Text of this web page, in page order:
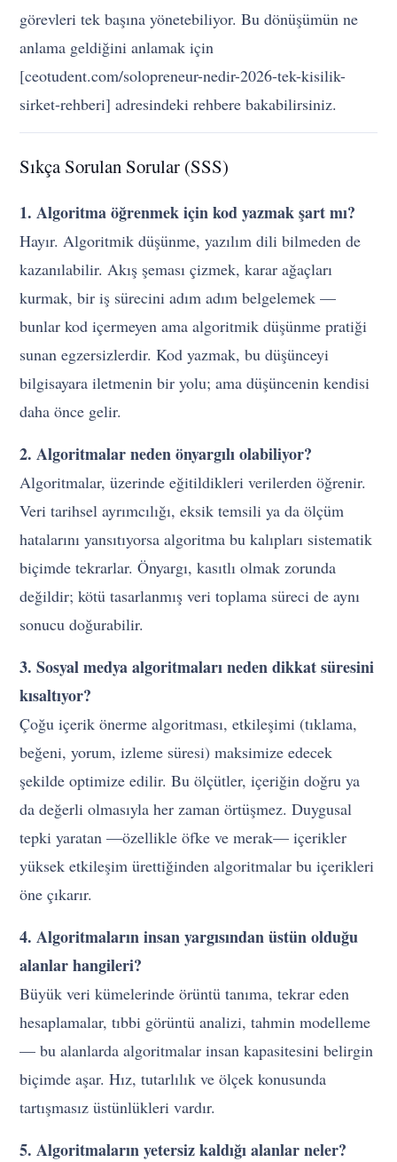
görevleri tek başına yönetebiliyor. Bu dönüşümün ne
anlama geldiğini anlamak için
[ceotudent.com/solopreneur-nedir-2026-tek-kisilik-
sirket-rehberi] adresindeki rehbere bakabilirsiniz.
Sıkça Sorulan Sorular (SSS)
1. Algoritma öğrenmek için kod yazmak şart mı?
Hayır. Algoritmik düşünme, yazılım dili bilmeden de
kazanılabilir. Akış şeması çizmek, karar ağaçları
kurmak, bir iş sürecini adım adım belgelemek —
bunlar kod içermeyen ama algoritmik düşünme pratiği
sunan egzersizlerdir. Kod yazmak, bu düşünceyi
bilgisayara iletmenin bir yolu; ama düşüncenin kendisi
daha önce gelir.
2. Algoritmalar neden önyargılı olabiliyor?
Algoritmalar, üzerinde eğitildikleri verilerden öğrenir.
Veri tarihsel ayrımcılığı, eksik temsili ya da ölçüm
hatalarını yansıtıyorsa algoritma bu kalıpları sistematik
biçimde tekrarlar. Önyargı, kasıtlı olmak zorunda
değildir; kötü tasarlanmış veri toplama süreci de aynı
sonucu doğurabilir.
3. Sosyal medya algoritmaları neden dikkat süresini
kısaltıyor?
Çoğu içerik önerme algoritması, etkileşimi (tıklama,
beğeni, yorum, izleme süresi) maksimize edecek
şekilde optimize edilir. Bu ölçütler, içeriğin doğru ya
da değerli olmasıyla her zaman örtüşmez. Duygusal
tepki yaratan —özellikle öfke ve merak— içerikler
yüksek etkileşim ürettiğinden algoritmalar bu içerikleri
öne çıkarır.
4. Algoritmaların insan yargısından üstün olduğu
alanlar hangileri?
Büyük veri kümelerinde örüntü tanıma, tekrar eden
hesaplamalar, tıbbi görüntü analizi, tahmin modelleme
— bu alanlarda algoritmalar insan kapasitesini belirgin
biçimde aşar. Hız, tutarlılık ve ölçek konusunda
tartışmasız üstünlükleri vardır.
5. Algoritmaların yetersiz kaldığı alanlar neler?